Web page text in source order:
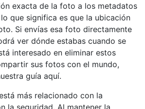
exacta de la foto a los metadatos
que significa es que la ubicación
Si envías esa foto directamente
ver dónde estabas cuando se
interesado en eliminar estos
sus fotos con el mundo,
guía aquí.
más relacionado con la
la seguridad. Al mantener la